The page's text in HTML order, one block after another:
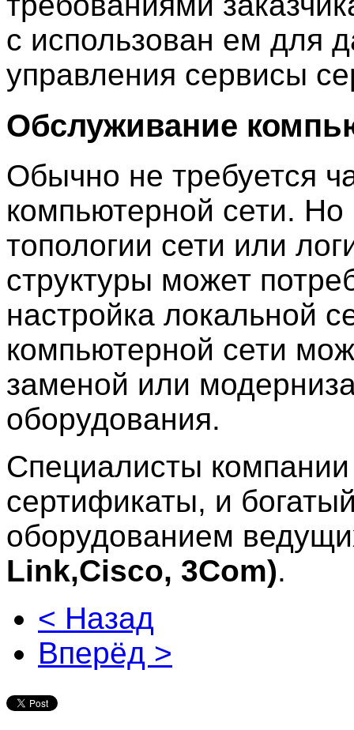
с использован ем для
управления сервисы
Обслуживание
Обычно не требуется
компьютерной сети.
топологии сети или
структуры может
настройка локальной
компьютерной сети
заменой или
оборудования.
Специалисты
сертификаты, и
оборудованием
Link,Cisco, 3Com).
< Назад
Вперёд >